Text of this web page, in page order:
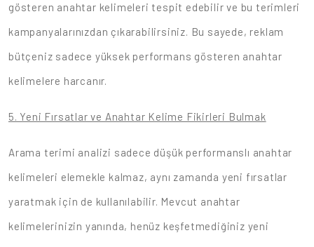
gösteren anahtar kelimeleri tespit edebilir ve bu terimleri
kampanyalarınızdan çıkarabilirsiniz. Bu sayede, reklam
bütçeniz sadece yüksek performans gösteren anahtar
kelimelere harcanır.
5. Yeni Fırsatlar ve Anahtar Kelime Fikirleri Bulmak
Arama terimi analizi sadece düşük performanslı anahtar
kelimeleri elemekle kalmaz, aynı zamanda yeni fırsatlar
yaratmak için de kullanılabilir. Mevcut anahtar
kelimelerinizin yanında, henüz keşfetmediğiniz yeni